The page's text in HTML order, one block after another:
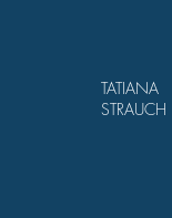
TATIANA
STRAUCH